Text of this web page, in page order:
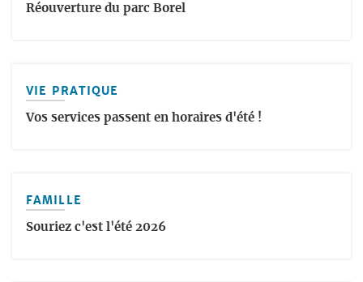
Réouverture du parc Borel
VIE PRATIQUE
Vos services passent en horaires d'été !
FAMILLE
Souriez c'est l'été 2026